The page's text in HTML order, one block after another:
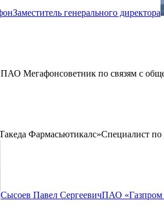
Заместитель генерального директора
ПАО Мегафонсоветник по связям с
Фармасьютикалс»Специалист
Сысоев Павел СергеевичПАО «Газпром